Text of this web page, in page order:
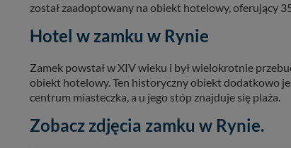
został zaadoptowany na obiekt hotelowy, oferujący
Hotel w zamku w Rynie
Zamek powstał w XIV wieku i był wielokrotnie
obiekt hotelowy. Ten historyczny obiekt dodatkowo
centrum miasteczka, a u jego stóp znajduje się plaża.
Zobacz zdjęcia zamku w Rynie.